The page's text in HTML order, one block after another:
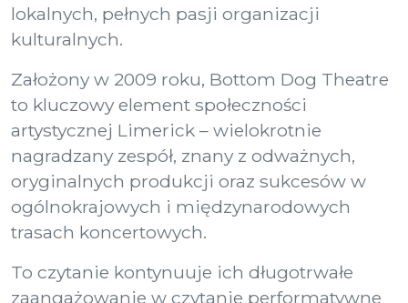
lokalnych, pełnych pasji organizacji
kulturalnych.
Założony w 2009 roku, Bottom Dog Theatre
to kluczowy element społeczności
artystycznej Limerick – wielokrotnie
nagradzany zespół, znany z odważnych,
oryginalnych produkcji oraz sukcesów w
ogólnokrajowych i międzynarodowych
trasach koncertowych.
To czytanie kontynuuje ich długotrwałe
zaangażowanie w czytanie performatywne